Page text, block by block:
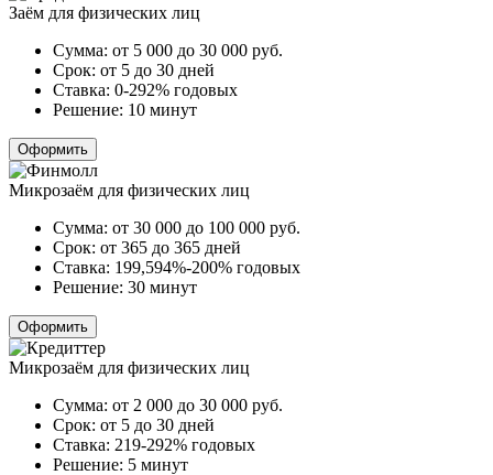
Заём для физических лиц
Сумма: от 5 000 до 30 000 руб.
Срок: от 5 до 30 дней
Ставка: 0-292% годовых
Решение: 10 минут
Оформить
Микрозаём для физических лиц
Сумма: от 30 000 до 100 000 руб.
Срок: от 365 до 365 дней
Ставка: 199,594%-200% годовых
Решение: 30 минут
Оформить
Микрозаём для физических лиц
Сумма: от 2 000 до 30 000 руб.
Срок: от 5 до 30 дней
Ставка: 219-292% годовых
Решение: 5 минут